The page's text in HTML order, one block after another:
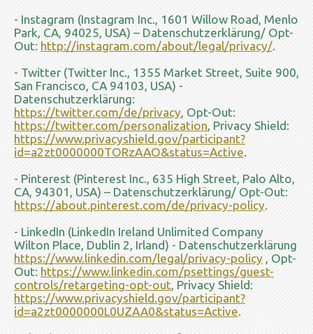
- Instagram (Instagram Inc., 1601 Willow Road, Menlo
Park, CA, 94025, USA) – Datenschutzerklärung/ Opt-
Out: http://instagram.com/about/legal/privacy/
- Twitter (Twitter Inc., 1355 Market Street, Suite 900,
San Francisco, CA 94103, USA) -
Datenschutzerklärung:
https://twitter.com/de/privacy , Opt-Out:
https://twitter.com/personalization , Privacy Shield:
https://www.privacyshield.gov/participant?
id=a2zt0000000TORzAAO&status=Active
- Pinterest (Pinterest Inc., 635 High Street, Palo Alto,
CA, 94301, USA) – Datenschutzerklärung/ Opt-Out:
https://about.pinterest.com/de/privacy-policy
- LinkedIn (LinkedIn Ireland Unlimited Company
Wilton Place, Dublin 2, Irland) - Datenschutzerklärung
https://www.linkedin.com/legal/privacy-policy , Opt-
Out: https://www.linkedin.com/psettings/guest-
controls/retargeting-opt-out , Privacy Shield:
https://www.privacyshield.gov/participant?
id=a2zt0000000L0UZAA0&status=Active